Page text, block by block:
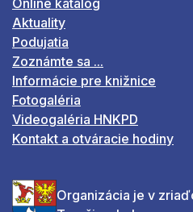
Online katalóg
Aktuality
Podujatia
Zoznámte sa ...
Informácie pre knižnice
Fotogaléria
Videogaléria HNKPD
Kontakt a otváracie hodiny
Organizácia je v